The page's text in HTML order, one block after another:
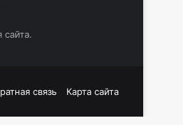
связь Карта сайта